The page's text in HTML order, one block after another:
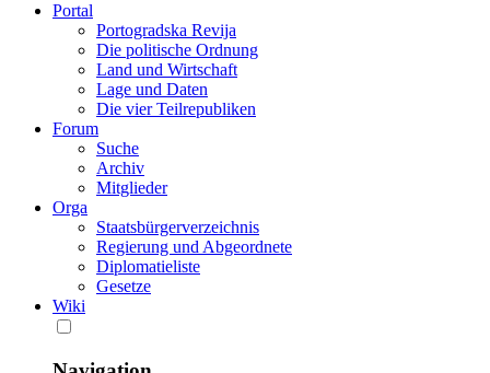
Portal
Portogradska Revija
Die politische Ordnung
Land und Wirtschaft
Lage und Daten
Die vier Teilrepubliken
Forum
Suche
Archiv
Mitglieder
Orga
Staatsbürgerverzeichnis
Regierung und Abgeordnete
Diplomatieliste
Gesetze
Wiki